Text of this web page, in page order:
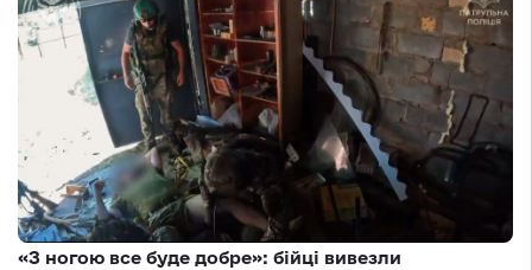
«З ногою все буде добре»: бійці вивезли